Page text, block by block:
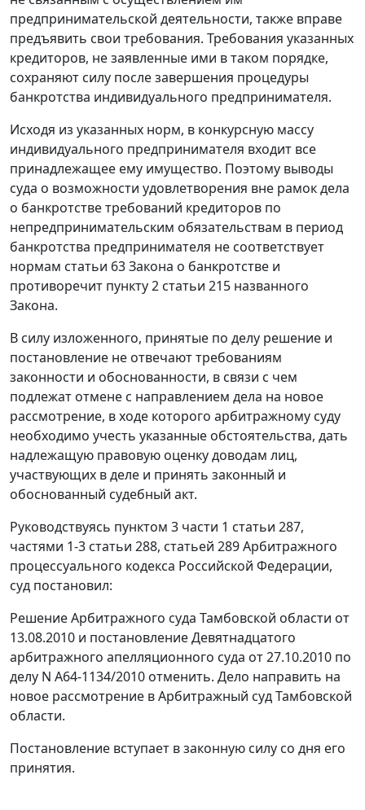
предпринимательской деятельности, также вправе
предъявить свои требования. Требования указанных
кредиторов, не заявленные ими в таком порядке,
сохраняют силу после завершения процедуры
банкротства индивидуального предпринимателя.
Исходя из указанных норм, в конкурсную массу
индивидуального предпринимателя входит все
принадлежащее ему имущество. Поэтому выводы
суда о возможности удовлетворения вне рамок дела
о банкротстве требований кредиторов по
непредпринимательским обязательствам в период
банкротства предпринимателя не соответствует
нормам статьи 63Закона о банкротстве и
противоречит пункту 2 статьи 215 названного
Закона.
В силу изложенного, принятые по делу решение и
постановление не отвечают требованиям
законности и обоснованности, в связи с чем
подлежат отмене с направлением дела на новое
рассмотрение, в ходе которого арбитражному суду
необходимо учесть указанные обстоятельства, дать
надлежащую правовую оценку доводам лиц,
участвующих в деле и принять законный и
обоснованный судебный акт.
Руководствуясь пунктом 3 части 1 статьи 287,
частями 1-3 статьи 288, статьей 289Арбитражного
процессуального кодекса Российской Федерации,
суд постановил:
Решение Арбитражного суда Тамбовской области от
13.08.2010 и постановление Девятнадцатого
арбитражного апелляционного суда от 27.10.2010 по
делу N А64-1134/2010 отменить. Дело направить на
новое рассмотрение в Арбитражный суд Тамбовской
области.
Постановление вступает в законную силу со дня его
принятия.